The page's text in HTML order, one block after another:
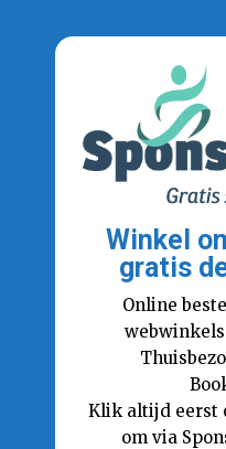
Winkel
gratis
Online
webwinkels
Klik altijd eerst
om via